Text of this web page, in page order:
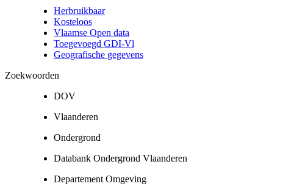
Herbruikbaar
Kosteloos
Vlaamse Open data
Toegevoegd GDI-Vl
Geografische gegevens
Zoekwoorden
DOV
Vlaanderen
Ondergrond
Databank Ondergrond Vlaanderen
Departement Omgeving